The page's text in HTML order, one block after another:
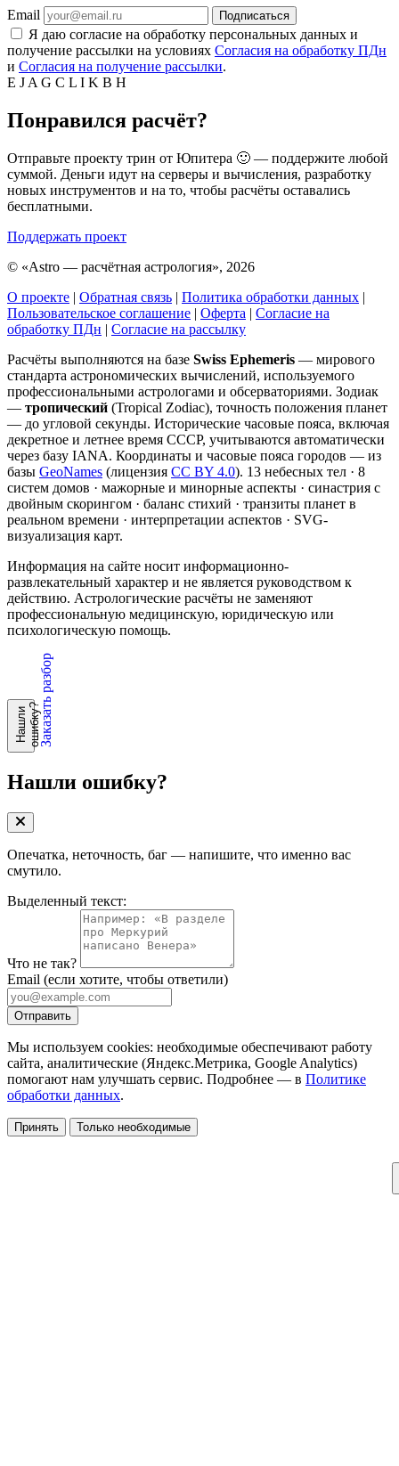
Email Подписаться
Я даю согласие на обработку персональных данных и
получение рассылки на условиях Согласия на обработку ПДн
и Согласия на получение рассылки.
E J A G C L I K B H
Понравился расчёт?
Отправьте проекту трин от Юпитера 🙂 — поддержите любой
суммой. Деньги идут на серверы и вычисления, разработку
новых инструментов и на то, чтобы расчёты оставались
бесплатными.
Поддержать проект
© «Astro — расчётная астрология», 2026
О проекте | Обратная связь | Политика обработки данных |
Пользовательское соглашение | Оферта | Согласие на
обработку ПДн | Согласие на рассылку
Расчёты выполняются на базе Swiss Ephemeris — мирового
стандарта астрономических вычислений, используемого
профессиональными астрологами и обсерваториями. Зодиак
— тропический (Tropical Zodiac), точность положения планет
— до угловой секунды. Исторические часовые пояса, включая
декретное и летнее время СССР, учитываются автоматически
через базу IANA. Координаты и часовые пояса городов — из
базы GeoNames (лицензия CC BY 4.0). 13 небесных тел · 8
систем домов · мажорные и минорные аспекты · синастрия с
двойным скорингом · баланс стихий · транзиты планет в
реальном времени · интерпретации аспектов · SVG-
визуализация карт.
Информация на сайте носит информационно-
развлекательный характер и не является руководством к
действию. Астрологические расчёты не заменяют
профессиональную медицинскую, юридическую или
психологическую помощь.
Н
а
ш
л
и
о
ш
и
б
к
у?Заказать разбор
Нашли ошибку?
Опечатка, неточность, баг — напишите, что именно вас
смутило.
Выделенный текст:
Что не так?
Email (если хотите, чтобы ответили)
Отправить
Мы используем cookies: необходимые обеспечивают работу
сайта, аналитические (Яндекс.Метрика, Google Analytics)
помогают нам улучшать сервис. Подробнее — в Политике
обработки данных.
Принять Только необходимые